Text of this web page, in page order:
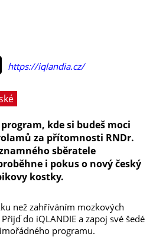
https://iqlandia.cz/
kde si budeš moci
za přítomnosti RNDr.
sběratele
i pokus o nový český
kostky.
než zahříváním mozkových
do iQLANDIE a zapoj své šedé
programu.